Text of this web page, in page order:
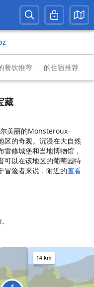
餐饮推荐 的住宿推荐
藏
美丽的Monsteroux-
的奇观。沉浸在大自然
修城堡和当地博物馆，
可以在该地区的葡萄园特
冒险者来说，附近的查看
14 km